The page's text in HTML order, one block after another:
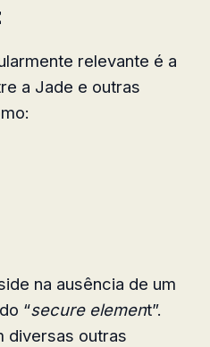
relevante é a
a Jade e outras
na ausência de um
“secure element”.
diversas outras